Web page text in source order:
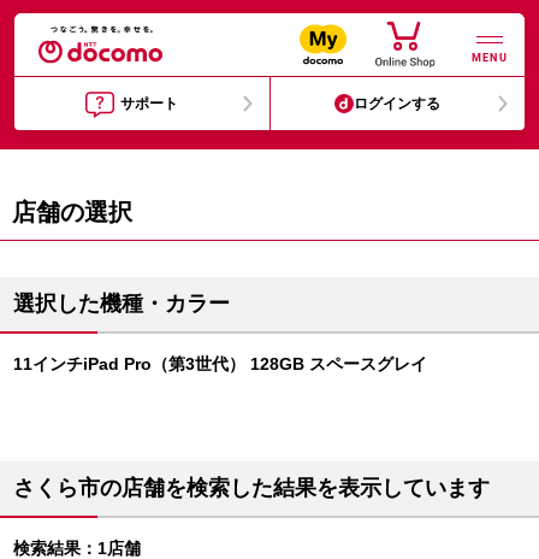
MENU
サポート ログインする
店舗の選択
選択した機種・カラー
11インチiPad Pro（第3世代） 128GB スペースグレイ
さくら市の店舗を検索した結果を表示しています
検索結果：1店舗